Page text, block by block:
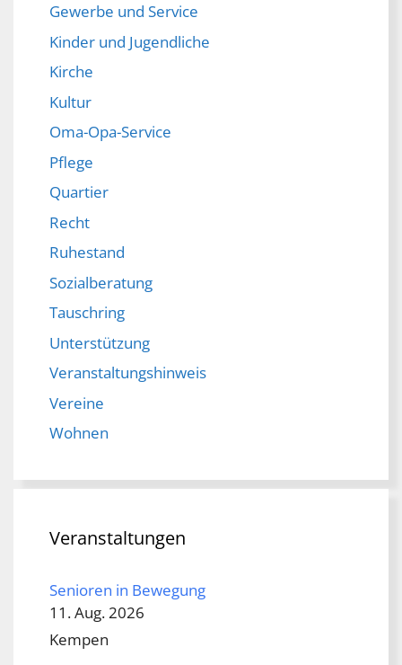
Gewerbe und Service
Kinder und Jugendliche
Kirche
Kultur
Oma-Opa-Service
Pflege
Quartier
Recht
Ruhestand
Sozialberatung
Tauschring
Unterstützung
Veranstaltungshinweis
Vereine
Wohnen
Veranstaltungen
Senioren in Bewegung
11. Aug. 2026
Kempen